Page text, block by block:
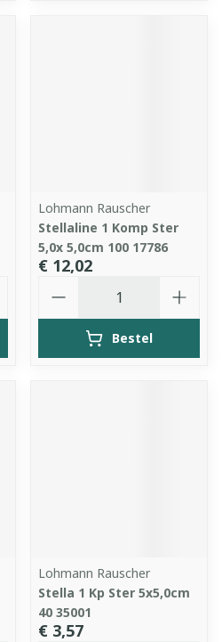
Lohmann Rauscher
Stellaline 1 Komp Ster
5,0x 5,0cm 100 17786
€ 12,02
Bestel
Lohmann Rauscher
Stella 1 Kp Ster 5x5,0cm
40 35001
€ 3,57